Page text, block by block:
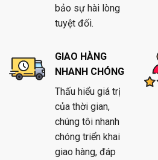
bảo sự hài lòng
tuyệt đối.
GIAO HÀNG
NHANH CHÓNG
Thấu hiểu giá trị
của thời gian,
chúng tôi nhanh
chóng triển khai
giao hàng, đáp